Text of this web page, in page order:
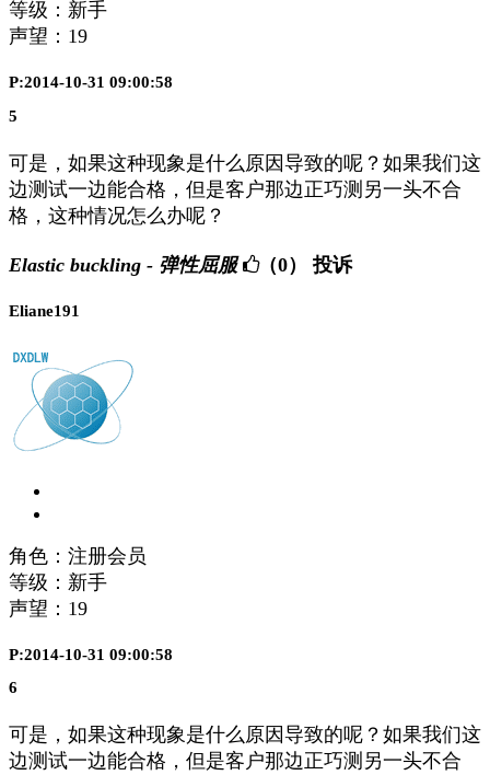
等级：新手
声望： 19
P:2014-10-31 09:00:58
5
可是，如果这种现象是什么原因导致的呢？如果我们这
边测试一边能合格，但是客户那边正巧测另一头不合
格，这种情况怎么办呢？
Elastic buckling - 弹性屈服 （0） 投诉
Eliane191
角色：注册会员
等级：新手
声望： 19
P:2014-10-31 09:00:58
6
可是，如果这种现象是什么原因导致的呢？如果我们这
边测试一边能合格，但是客户那边正巧测另一头不合